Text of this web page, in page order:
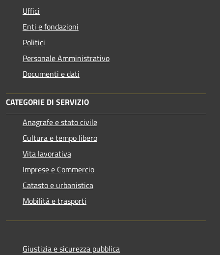
Uffici
Enti e fondazioni
Politici
Personale Amministrativo
Documenti e dati
CATEGORIE DI SERVIZIO
Anagrafe e stato civile
Cultura e tempo libero
Vita lavorativa
Imprese e Commercio
Catasto e urbanistica
Mobilità e trasporti
Giustizia e sicurezza pubblica